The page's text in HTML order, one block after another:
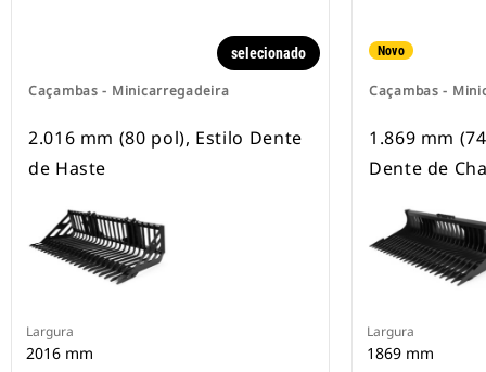
Caçambas - Minicarregadeira
selecionado
2.016 mm (80 pol), Estilo Dente
de Haste
Largura
2016 mm
Novo
Caçambas -
1.869 mm
Dente de
Largura
1869 mm